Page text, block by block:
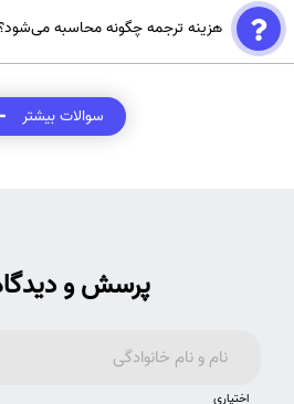
بله، در موسسه اشراق ترجمه فوری با
می‌شود و پس از هماهنگ‌سازی، ترجمه
هزینه ترجمه چگونه محاسبه
می‌شود. برای تخمین دقیق، فایل مقاله به
سوالات بیشتر
پرسش و
اختیاری